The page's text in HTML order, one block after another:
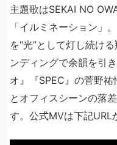
主題歌はSEKAI NO
「イルミネーション」
を“光”として灯し続け
ンディングで余韻を引
オ』『SPEC』の菅野
とオフィスシーンの落
す。公式MVは下記URL